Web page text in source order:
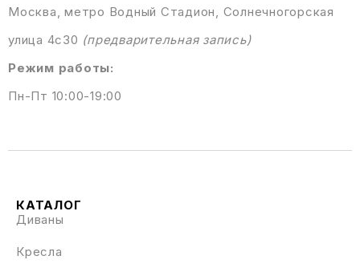
Москва, метро Водный Стадион, Солнечногорская
улица 4с30 (предварительная запись)
Режим работы:
Пн-Пт 10:00-19:00
КАТАЛОГ
Диваны
Кресла